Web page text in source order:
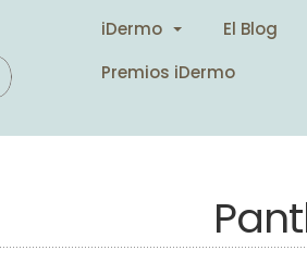
iDermo El Blog
Premios iDermo